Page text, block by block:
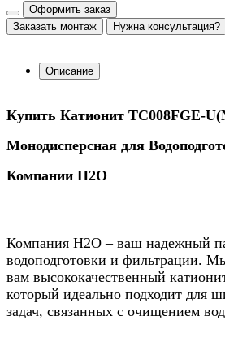
Оформить заказ
Заказать монтаж
Нужна консультация?
Описание
Купить Катионит ТС008FGE-
Монодисперсная для
Компании Н2О
Компания Н2О – ваш надежный
водоподготовки и фильтрации.
вам высококачественный
который идеально подходит для
задач, связанных с очищением